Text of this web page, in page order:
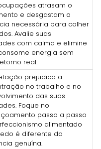
atrasam o
e desgastam a
necessária para colher
Avalie suas
com calma e elimine
energia sem
real.
prejudica a
no trabalho e no
das suas
Foque no
passo a passo
alimentado
é diferente da
genuína.